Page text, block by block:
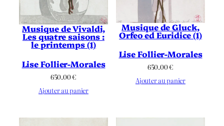
Musique de Vivaldi,
Les quatre saisons :
le printemps (1)
Lise Follier-Morales
650.00€
Ajouter au panier
Musique de Gluck,
Orfeo ed Euridice (1)
Lise Follier-Morales
650.00€
Ajouter au panier